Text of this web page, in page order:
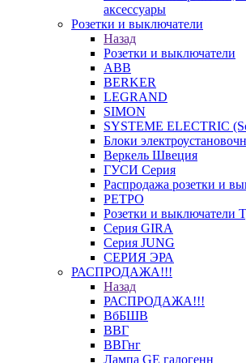
аксессуары
Розетки и выключатели
Назад
Розетки и выключатели
ABB
BERKER
LEGRAND
SIMON
SYSTEME ELECTRIC
Блоки
Веркель Швеция
ГУСИ Серия
Распродажа розетки и
РЕТРО
Розетки и выключатели
Серия GIRA
Серия JUNG
СЕРИЯ ЭРА
РАСПРОДАЖА!!!
Назад
РАСПРОДАЖА!!!
ВбБШВ
ВВГ
ВВГнг
Лампа GE галогенн